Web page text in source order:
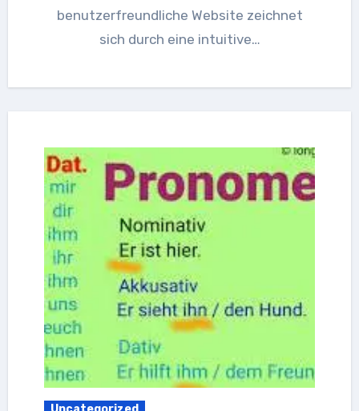
benutzerfreundliche Website zeichnet
sich durch eine intuitive…